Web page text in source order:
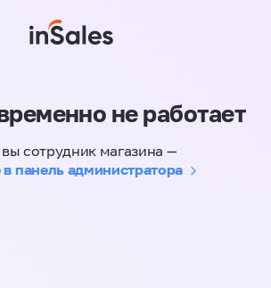
не работает
сотрудник магазина —
в панель администратора